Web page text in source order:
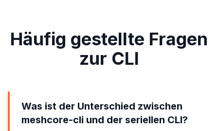
Häufig gestellte Fragen
zur CLI
Was ist der Unterschied zwischen
meshcore-cli und der seriellen CLI?